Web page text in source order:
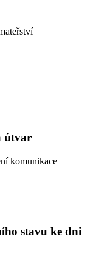
útvar
komunikace
stavu ke dni